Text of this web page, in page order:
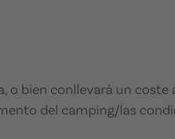
bien conllevará un coste
del camping/las